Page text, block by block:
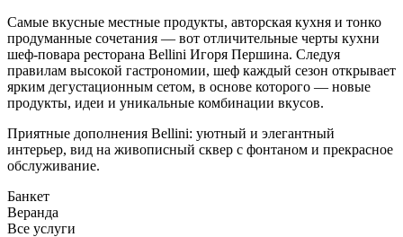
Самые вкусные местные продукты, авторская кухня и тонко
продуманные сочетания — вот отличительные черты кухни
шеф-повара ресторана Bellini Игоря Першина. Следуя
правилам высокой гастрономии, шеф каждый сезон открывает
ярким дегустационным сетом, в основе которого — новые
продукты, идеи и уникальные комбинации вкусов.
Приятные дополнения Bellini: уютный и элегантный
интерьер, вид на живописный сквер с фонтаном и прекрасное
обслуживание.
Банкет
Веранда
Все услуги